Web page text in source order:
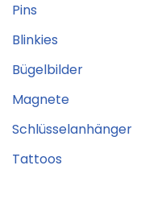
Pins
Blinkies
Bügelbilder
Magnete
Schlüsselanhänger
Tattoos